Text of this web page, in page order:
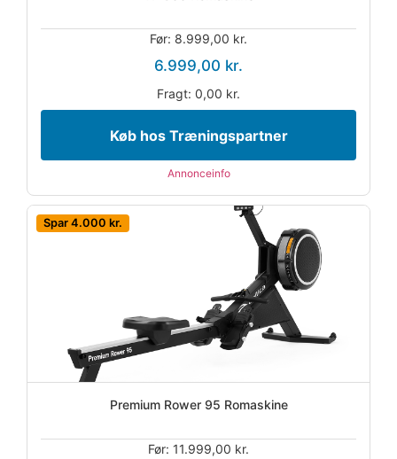
Før: 8.999,00 kr.
6.999,00 kr.
Fragt: 0,00 kr.
Køb hos Træningspartner
Annonceinfo
Spar 4.000 kr.
Premium Rower 95 Romaskine
Før: 11.999,00 kr.